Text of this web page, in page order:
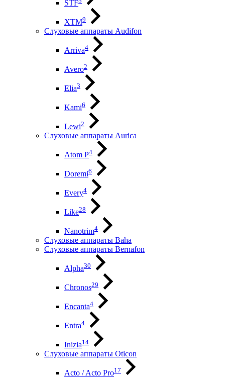
STF
XTM9
Слуховые аппараты Audifon
Arriva4
Avero2
Elia3
Kami6
Lewi2
Слуховые аппараты Aurica
Atom P4
Doremi6
Every4
Like28
Nanotrim4
Слуховые аппараты Baha
Слуховые аппараты Bernafon
Alpha30
Chronos29
Encanta4
Entra4
Inizia14
Слуховые аппараты Oticon
Acto / Acto Pro17